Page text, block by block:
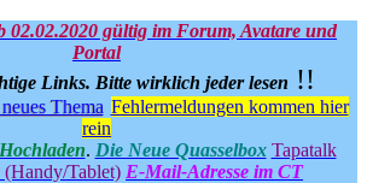
02.02.2020 gültig im Forum, Avatare und
Portal
Links. Bitte wirklich jeder lesen !!
Thema Fehlermeldungen kommen hier
rein
. Die Neue Quasselbox Tapatalk
Tablet) E-Mail-Adresse im CT